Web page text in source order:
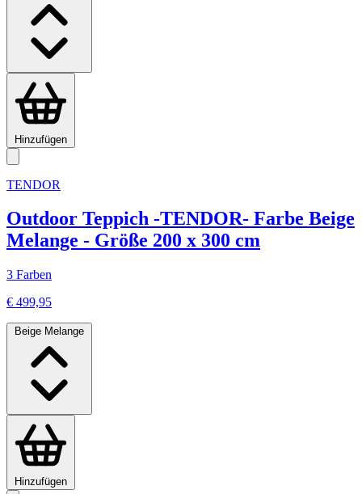
Hinzufügen
TENDOR
Outdoor Teppich -TENDOR- Farbe Beige
Melange - Größe 200 x 300 cm
3 Farben
€ 499,95
Beige Melange
Hinzufügen